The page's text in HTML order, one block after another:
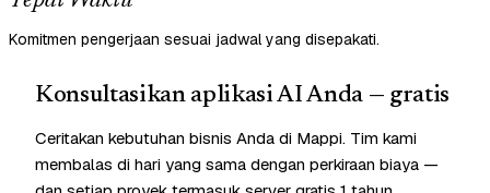
Komitmen pengerjaan sesuai jadwal yang disepakati.
Konsultasikan aplikasi AI Anda — gratis
Ceritakan kebutuhan bisnis Anda di Mappi. Tim kami
membalas di hari yang sama dengan perkiraan biaya —